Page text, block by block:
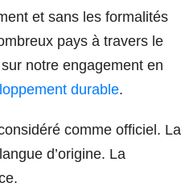
et sans les formalités
pays à travers le
notre engagement en
durable.
comme officiel. La
d’origine. La